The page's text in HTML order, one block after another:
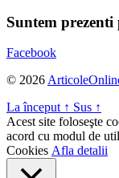
Suntem prezenti
Facebook
© 2026
La început ↑ Sus ↑
Acest site foloseşte
acord cu modul de
Cookies Afla detalii